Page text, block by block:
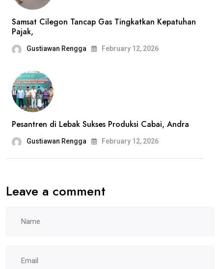
Samsat Cilegon Tancap Gas Tingkatkan Kepatuhan
Pajak,
Gustiawan Rengga February 12, 2026
Pesantren di Lebak Sukses Produksi Cabai, Andra
Gustiawan Rengga February 12, 2026
Leave a comment